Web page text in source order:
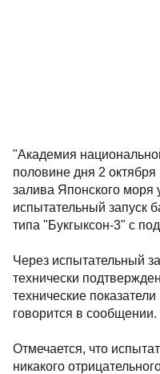
"Академия
половине дня 2
залива Японского моря
испытательный запуск
типа "Букгыксон-3" с
Через испытательный
технически
технические
говорится в сообщении.
Отмечается, что
никакого